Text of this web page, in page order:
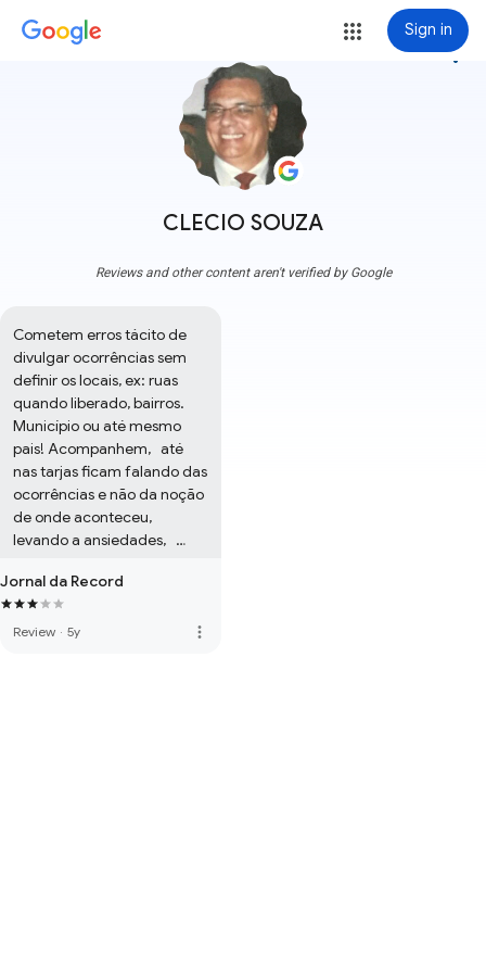
Sign in
CLECIO SOUZA
more_vert
Reviews and other content aren't verified by Google
Cometem erros tácito de
divulgar ocorrências sem
definir os locais, ex: ruas
quando liberado, bairros.
Município ou até mesmo
pais! Acompanhem,   até
nas tarjas ficam falando das
ocorrências e não da noção
de onde aconteceu,
levando a ansiedades,
preocupação por familiares,
tenho evitado assistir para
evitar nervoso! Ha e a falta
Jornal da Record
Review · 5y more_vert